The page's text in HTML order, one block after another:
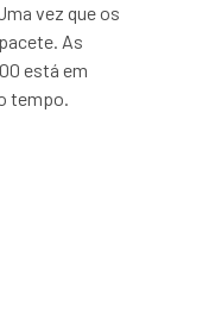
vez que os
As
está em
tempo.